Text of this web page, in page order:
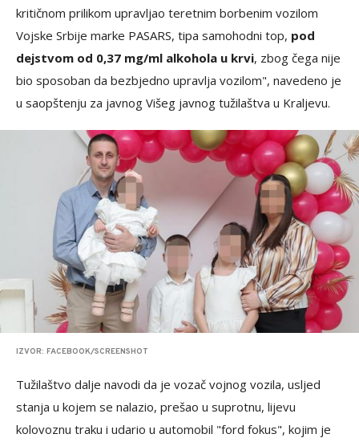
kritičnom prilikom upravljao teretnim borbenim vozilom
Vojske Srbije marke PASARS, tipa samohodni top, pod
dejstvom od 0,37 mg/ml alkohola u krvi, zbog čega nije
bio sposoban da bezbjedno upravlja vozilom", navedeno je
u saopštenju za javnog Višeg javnog tužilaštva u Kraljevu.
IZVOR: FACEBOOK/SCREENSHOT
Tužilaštvo dalje navodi da je vozač vojnog vozila, usljed
stanja u kojem se nalazio, prešao u suprotnu, lijevu
kolovoznu traku i udario u automobil "ford fokus", kojim je